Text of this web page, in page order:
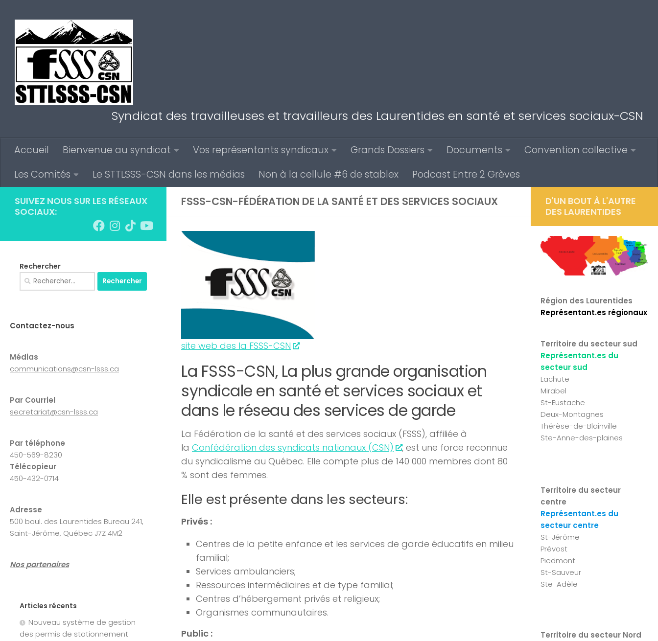
Syndicat des travailleuses et travailleurs des Laurentides en santé et services sociaux-CSN
Accueil Bienvenue au syndicat Vos représentants syndicaux Grands Dossiers Documents
Convention collective
Les Comités
Le STTLSSS-CSN dans les médias Non à la cellule #6 de stablex Podcast Entre 2 Grèves
FSSS-CSN-FÉDÉRATION DE LA SANTÉ ET DES SERVICES SOCIAUX
site web des la FSSS-CSN
La FSSS-CSN, La plus grande organisation
syndicale en santé et services sociaux et
dans le réseau des services de garde
La Fédération de la santé et des services sociaux (FSSS), affiliée à
la Confédération des syndicats nationaux (CSN)
, est une force reconnue
du syndicalisme au Québec. Elle compte plus de 140 000 membres dont 80
% sont des femmes.
Elle est présente dans les secteurs:
Privés :
Centres de la petite enfance et les services de garde éducatifs en milieu
familial;
Services ambulanciers;
Ressources intermédiaires et de type familial;
Centres d’hébergement privés et religieux;
Organismes communautaires.
Public :
SUIVEZ NOUS SUR LES RÉSEAUX
SOCIAUX:
Rechercher
Rechercher :
Contactez-nous
Médias
communications@csn-lsss.ca
Par Courriel
secretariat@csn-lsss.ca
Par téléphone
450-569-8230
Télécopieur
450-432-0714
Adresse
500 boul. des Laurentides Bureau 241,
Saint-Jérôme, Québec J7Z 4M2
Nos partenaires
Articles récents
Nouveau système de gestion
des permis de stationnement
D'UN BOUT À L'AUTRE
DES LAURENTIDES
Région des Laurentides
Représentant.es régionaux
Territoire du secteur sud
Représentant.es du
secteur sud
Lachute
Mirabel
St-Eustache
Deux-Montagnes
Thérèse-de-Blainville
Ste-Anne-des-plaines
Territoire du secteur
centre
Représentant.es du
secteur centre
St-Jérôme
Prévost
Piedmont
St-Sauveur
Ste-Adèle
Territoire du secteur Nord